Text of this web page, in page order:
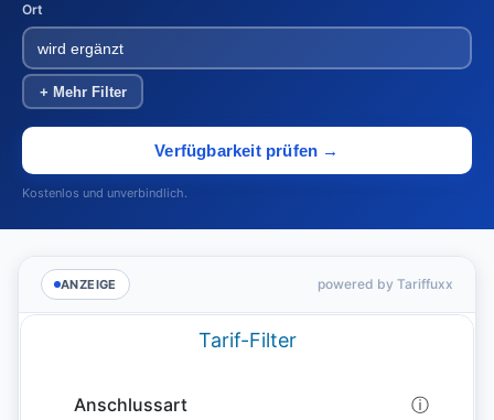
Ort
+ Mehr Filter
Verfügbarkeit prüfen →
Kostenlos und unverbindlich.
ANZEIGE powered by Tariffuxx